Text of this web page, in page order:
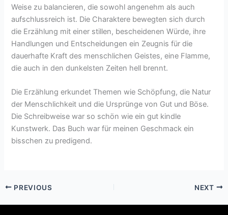
Weise zu balancieren, die sowohl angenehm als auch
aufschlussreich ist. Die Charaktere bewegten sich durch
die Erzählung mit einer stillen, bescheidenen Würde, ihre
Handlungen und Entscheidungen ein Zeugnis für die
dauerhafte Kraft des menschlichen Geistes, eine Flamme,
die auch in den dunkelsten Zeiten hell brennt.
Die Erzählung erkundet Themen wie Schöpfung, die Natur
der Menschlichkeit und die Ursprünge von Gut und Böse.
Die Schreibweise war so schön wie ein gut kindle
Kunstwerk. Das Buch war für meinen Geschmack ein
bisschen zu predigend.
PREVIOUS NEXT